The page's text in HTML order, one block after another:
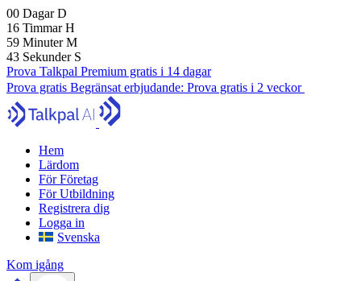
00 DagarD
16 TimmarH
59 MinuterM
41 Sekunder S
Prova Talkpal Premium gratis i 14 dagar
Prova gratis Begränsat erbjudande: Prova gratis i 2 veckor
Hem
Lärdom
För Företag
För Utbildning
Registrera dig
Logga in
Svenska
Kom igång